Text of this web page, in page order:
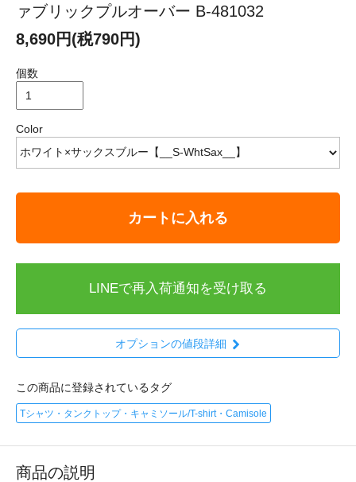
ァブリックプルオーバー B-481032
8,690円(税790円)
個数
Color
カートに入れる
LINEで再入荷通知を受け取る
オプションの値段詳細
この商品に登録されているタグ
Tシャツ・タンクトップ・キャミソール/T-shirt・Camisole
商品の説明